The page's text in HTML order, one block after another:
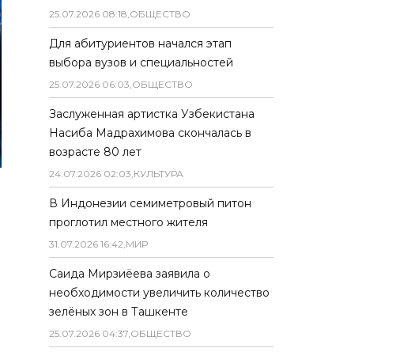
25.07.2026 08:18,ОБЩЕСТВО
Для абитуриентов начался этап
выбора вузов и специальностей
25.07.2026 06:03,ОБЩЕСТВО
Заслуженная артистка Узбекистана
Насиба Мадрахимова скончалась в
возрасте 80 лет
24.07.2026 02:03,КУЛЬТУРА
В Индонезии семиметровый питон
проглотил местного жителя
31.07.2026 16:42,МИР
Саида Мирзиёева заявила о
необходимости увеличить количество
зелёных зон в Ташкенте
25.07.2026 04:37,ОБЩЕСТВО